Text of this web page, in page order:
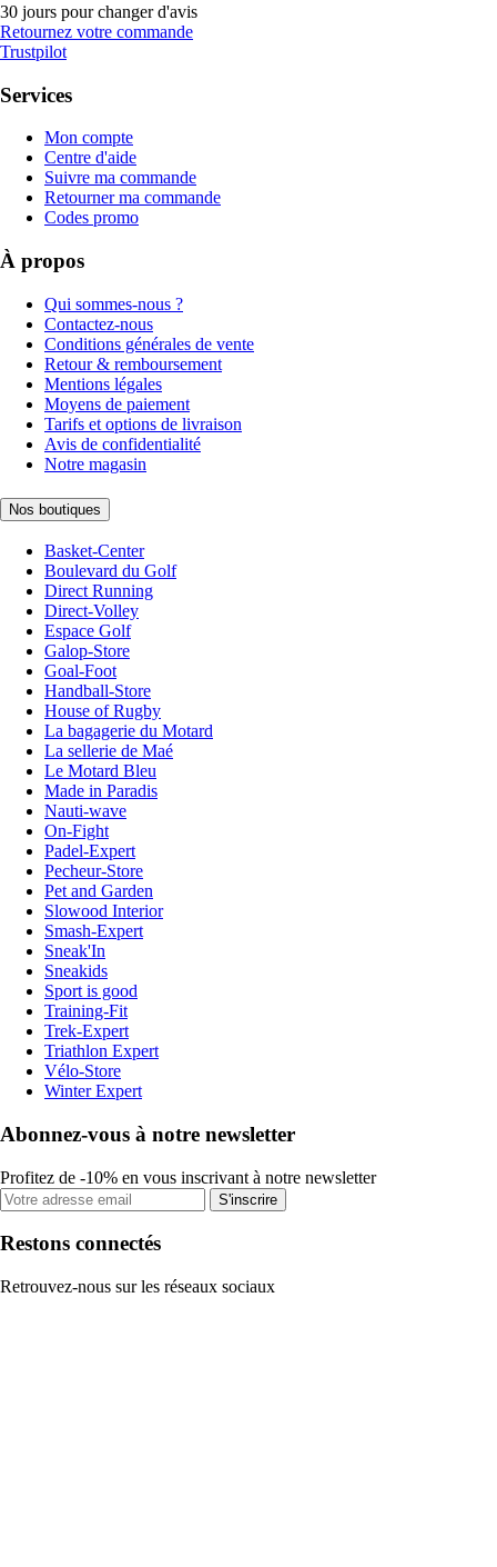
30 jours pour changer d'avis
Retournez votre commande
Trustpilot
Services
Mon compte
Centre d'aide
Suivre ma commande
Retourner ma commande
Codes promo
À propos
Qui sommes-nous ?
Contactez-nous
Conditions générales de vente
Retour & remboursement
Mentions légales
Moyens de paiement
Tarifs et options de livraison
Avis de confidentialité
Notre magasin
Nos boutiques
Basket-Center
Boulevard du Golf
Direct Running
Direct-Volley
Espace Golf
Galop-Store
Goal-Foot
Handball-Store
House of Rugby
La bagagerie du Motard
La sellerie de Maé
Le Motard Bleu
Made in Paradis
Nauti-wave
On-Fight
Padel-Expert
Pecheur-Store
Pet and Garden
Slowood Interior
Smash-Expert
Sneak'In
Sneakids
Sport is good
Training-Fit
Trek-Expert
Triathlon Expert
Vélo-Store
Winter Expert
Abonnez-vous à notre newsletter
Profitez de -10% en vous inscrivant à notre newsletter
S'inscrire
Restons connectés
Retrouvez-nous sur les réseaux sociaux